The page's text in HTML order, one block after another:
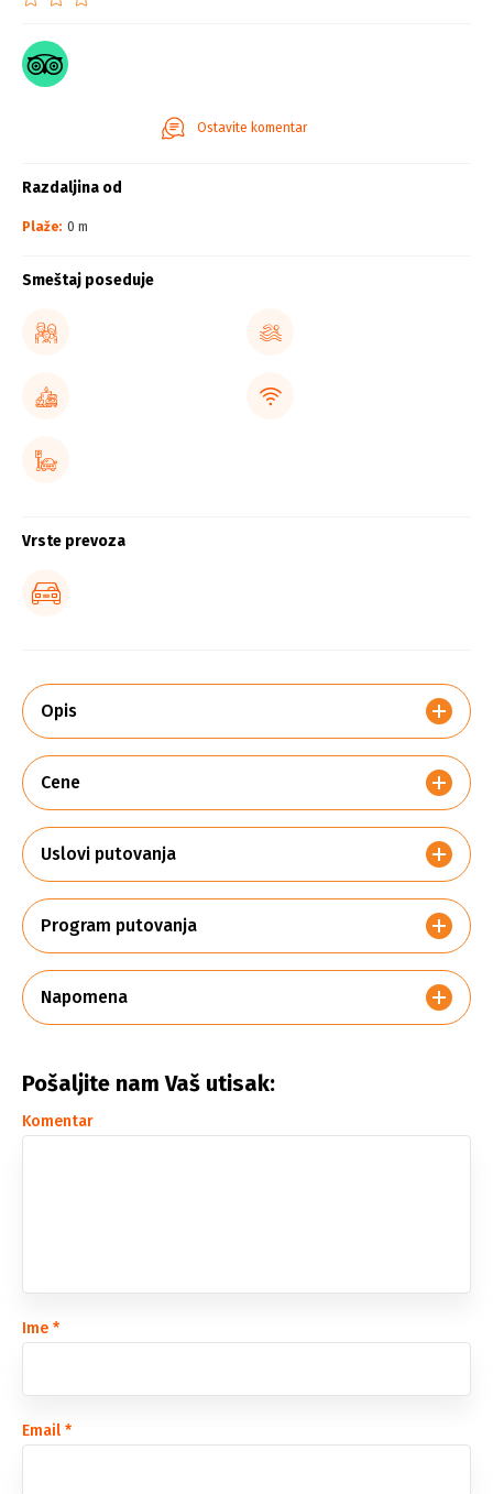
Ostavite komentar
Razdaljina od
Plaže: 0 m
Smeštaj poseduje
Vrste prevoza
Opis
Cene
Uslovi putovanja
Program putovanja
Napomena
Pošaljite nam Vaš utisak:
Komentar
Ime *
Email *